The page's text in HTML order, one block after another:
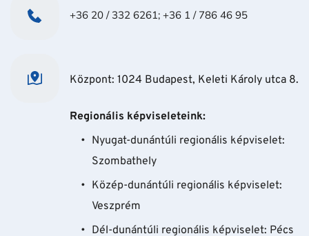
+36 20 / 332 6261; +36 1 / 786 46 95
Regionális képviseleteink:
Nyugat-dunántúli regionális képviselet:
Szombathely
Közép-dunántúli regionális képviselet:
Veszprém
Dél-dunántúli regionális képviselet: Pécs